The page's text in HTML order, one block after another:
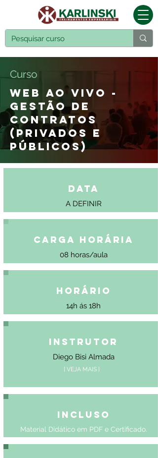
Curso
WEB AO VIVO -
GESTÃO DE
CONTRATOS
(PRIVADOS E
PÚBLICOS)
Data
A DEFINIR
Carga Horária
08 horas/aula
Horário
14h ás 18h
Instrutor
Diego Bisi Almada
[ VEJA MAIS ]
Incluso
Material Didático em PDF e Certificado.